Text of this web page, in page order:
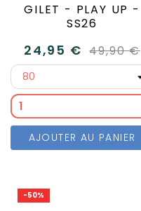
GILET - PLAY UP -
SS26
24,95 € 49,90 €
AJOUTER AU PANIER
-50%